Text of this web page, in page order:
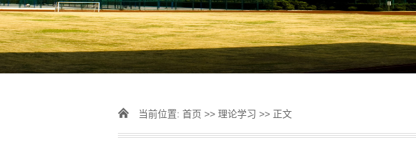
当前位置: 首页 >> 理论学习 >> 正文